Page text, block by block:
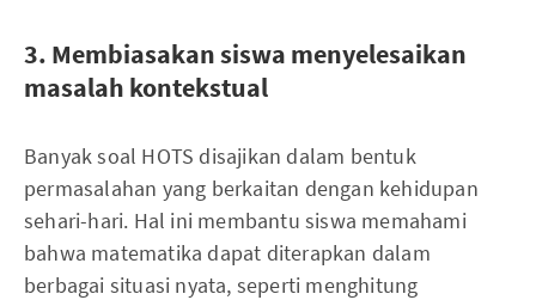
3. Membiasakan siswa menyelesaikan
masalah kontekstual
Banyak soal HOTS disajikan dalam bentuk
permasalahan yang berkaitan dengan kehidupan
sehari-hari. Hal ini membantu siswa memahami
bahwa matematika dapat diterapkan dalam
berbagai situasi nyata, seperti menghitung